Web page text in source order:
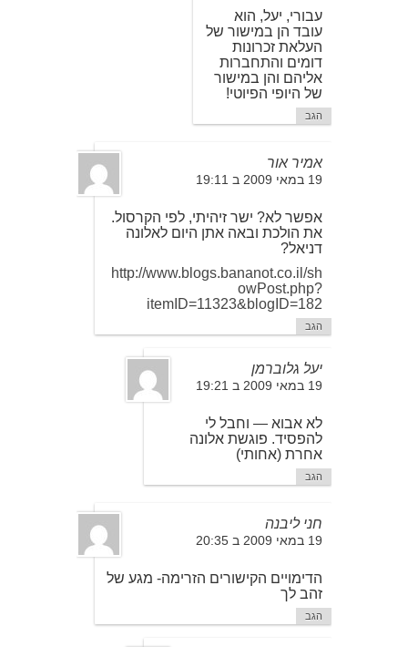
עבורי, יעל, הוא
עובד הן במישור של
העלאת זכרונות
דומים והתחברות
אליהם והן במישור
של היופי הפיוטי!
הגב
אמיר אור
19 במאי 2009 ב 19:11
אפשר לא? ישר זיהיתי, לפי הקרסול.
את הולכת ובאה אתן היום לאלונה
דניאל?
http://www.blogs.bananot.co.il/sh
owPost.php?
itemID=11323&blogID=182
הגב
יעל גלוברמן
19 במאי 2009 ב 19:21
לא אבוא — וחבל לי
להפסיד. פוגשת אלונה
אחרת (אחותי)
הגב
חני ליבנה
19 במאי 2009 ב 20:35
הדימויים הקישורים הזרימה- מגע של
זהב לך
הגב